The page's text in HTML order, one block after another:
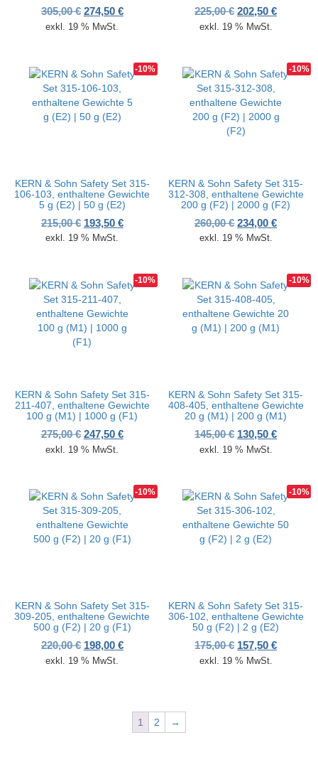
305,00€ Ursprünglicher Preis war: 305,00 €
274,50 €Aktueller Preis ist: 274,50 €.
exkl. 19 % MwSt.
225,00€ Ursprünglicher
202,50€
exkl. 19 % MwSt.
-10%
KERN & Sohn Safety Set 315-
106-103, enthaltene Gewichte
5 g (E2) | 50 g (E2)
215,00€ Ursprünglicher Preis war: 215,00 €
193,50 €Aktueller Preis ist: 193,50 €.
exkl. 19 % MwSt.
-10%
KERN & Sohn Safety Set 315-
312-308, enthaltene Gewichte
200 g (F2) | 2000 g (F2)
260,00€ Ursprünglicher
234,00€
exkl. 19 % MwSt.
-10%
KERN & Sohn Safety Set 315-
211-407, enthaltene Gewichte
100 g (M1) | 1000 g (F1)
275,00€ Ursprünglicher Preis war: 275,00 €
247,50 €Aktueller Preis ist: 247,50 €.
exkl. 19 % MwSt.
-10%
KERN & Sohn Safety Set 315-
408-405, enthaltene Gewichte
20 g (M1) | 200 g (M1)
145,00€ Ursprünglicher
130,50€
exkl. 19 % MwSt.
-10%
KERN & Sohn Safety Set 315-
309-205, enthaltene Gewichte
500 g (F2) | 20 g (F1)
220,00€ Ursprünglicher Preis war: 220,00 €
198,00 €Aktueller Preis ist: 198,00 €.
exkl. 19 % MwSt.
-10%
KERN & Sohn Safety Set 315-
306-102, enthaltene Gewichte
50 g (F2) | 2 g (E2)
175,00€ Ursprünglicher
157,50€
exkl. 19 % MwSt.
1 2 →